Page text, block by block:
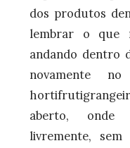
dos produtos
lembrar o que
andando dentro
novamente
aberto, onde
livremente,